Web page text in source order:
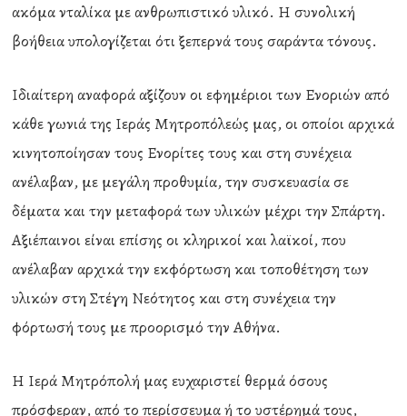
ακόμα νταλίκα με ανθρωπιστικό υλικό. Η συνολική
βοήθεια υπολογίζεται ότι ξεπερνά τους σαράντα τόνους.
Ιδιαίτερη αναφορά αξίζουν οι εφημέριοι των Ενοριών από
κάθε γωνιά της Ιεράς Μητροπόλεώς μας, οι οποίοι αρχικά
κινητοποίησαν τους Ενορίτες τους και στη συνέχεια
ανέλαβαν, με μεγάλη προθυμία, την συσκευασία σε
δέματα και την μεταφορά των υλικών μέχρι την Σπάρτη.
Αξιέπαινοι είναι επίσης οι κληρικοί και λαϊκοί, που
ανέλαβαν αρχικά την εκφόρτωση και τοποθέτηση των
υλικών στη Στέγη Νεότητος και στη συνέχεια την
φόρτωσή τους με προορισμό την Αθήνα.
Η Ιερά Μητρόπολή μας ευχαριστεί θερμά όσους
πρόσφεραν, από το περίσσευμα ή το υστέρημά τους,